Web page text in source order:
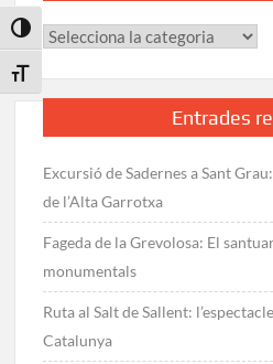
Toggle High Contrast
Toggle Font size
dels
Categories
Entrades
Excursió de Sadernes a Sant
de l’Alta Garrotxa
Fageda de la Grevolosa: El
monumentals
Ruta al Salt de Sallent:
Catalunya